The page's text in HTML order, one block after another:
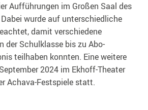
Aufführungen im Großen Saal des
wurde auf unterschiedliche
damit verschiedene
der Schulklasse bis zu Abo-
teilhaben konnten. Eine weitere
2024 im Ekhoff-Theater
Achava-Festspiele statt.